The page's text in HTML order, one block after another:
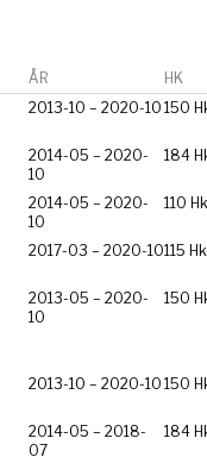
ÅR HK
2013-10 – 2020-10 150
2014-05 – 2020-
10
184
2014-05 – 2020-
10
110 Hk
2017-03 – 2020-10115 Hk
2013-05 – 2020-
10
150
2013-10 – 2020-10 150
2014-05 – 2018-
07
184